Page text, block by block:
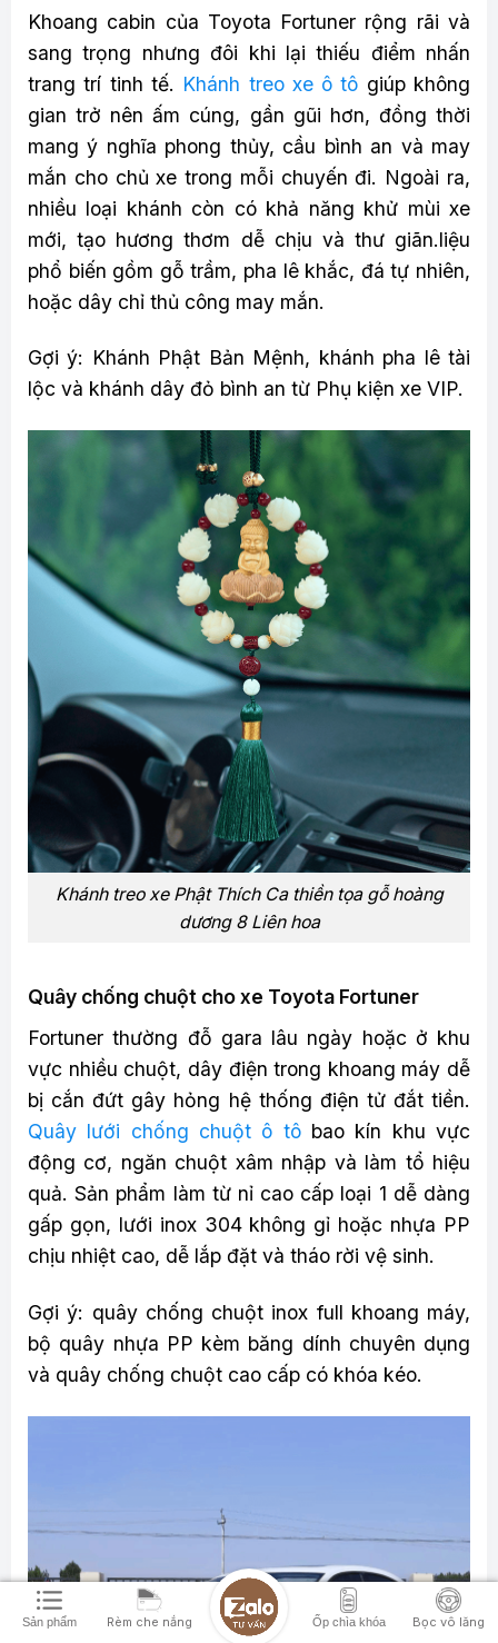
Khoang cabin của Toyota Fortuner rộng rãi và
sang trọng nhưng đôi khi lại thiếu điểm nhấn
trang trí tinh tế. Khánh treo xe ô tô giúp không
gian trở nên ấm cúng, gần gũi hơn, đồng thời
mang ý nghĩa phong thủy, cầu bình an và may
mắn cho chủ xe trong mỗi chuyến đi. Ngoài ra,
nhiều loại khánh còn có khả năng khử mùi xe
mới, tạo hương thơm dễ chịu và thư giãn.liệu
phổ biến gồm gỗ trầm, pha lê khắc, đá tự nhiên,
hoặc dây chỉ thủ công may mắn.
Gợi ý: Khánh Phật Bản Mệnh, khánh pha lê tài
lộc và khánh dây đỏ bình an từ Phụ kiện xe VIP.
Khánh treo xe Phật Thích Ca thiền tọa gỗ hoàng
dương 8 Liên hoa
Quây chống chuột cho xe Toyota Fortuner
Fortuner thường đỗ gara lâu ngày hoặc ở khu
vực nhiều chuột, dây điện trong khoang máy dễ
bị cắn đứt gây hỏng hệ thống điện tử đắt tiền.
Quây lưới chống chuột ô tôbao kín khu vực
động cơ, ngăn chuột xâm nhập và làm tổ hiệu
quả. Sản phẩm làm từ nỉ cao cấp loại 1 dễ dàng
gấp gọn, lưới inox 304 không gỉ hoặc nhựa PP
chịu nhiệt cao, dễ lắp đặt và tháo rời vệ sinh.
Gợi ý: quây chống chuột inox full khoang máy,
bộ quây nhựa PP kèm băng dính chuyên dụng
và quây chống chuột cao cấp có khóa kéo.
Sản phẩm Rèm che nắng Ốp chìa khóa Bọc vô lăng